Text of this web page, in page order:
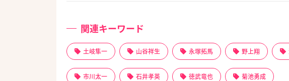
関連キーワード
土岐隼一 山谷祥生 永塚拓馬 野上翔
市川太一 石井孝英 徳武竜也 菊池勇成